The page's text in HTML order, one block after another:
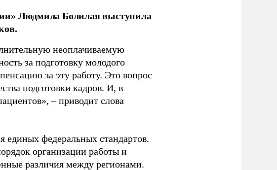
Людмила Болилая выступила
неоплачиваемую
за подготовку молодого
за эту работу. Это вопрос
подготовки кадров. И, в
– приводит слова
единых федеральных стандартов.
организации работы и
различия между регионами.